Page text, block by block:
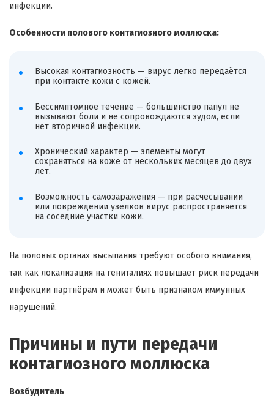
инфекции.
Особенности полового контагиозного моллюска:
Высокая контагиозность — вирус легко передаётся
при контакте кожи с кожей.
Бессимптомное течение — большинство папул не
вызывают боли и не сопровождаются зудом, если
нет вторичной инфекции.
Хронический характер — элементы могут
сохраняться на коже от нескольких месяцев до двух
лет.
Возможность самозаражения — при расчесывании
или повреждении узелков вирус распространяется
на соседние участки кожи.
На половых органах высыпания требуют особого внимания,
так как локализация на гениталиях повышает риск передачи
инфекции партнёрам и может быть признаком иммунных
нарушений.
Причины и пути передачи
контагиозного моллюска
Возбудитель